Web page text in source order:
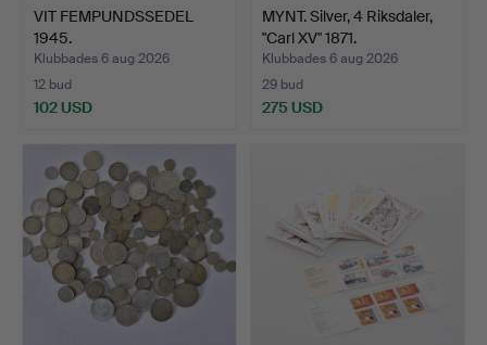
VIT FEMPUNDSSEDEL
1945.
Klubbades 6 aug 2026
12 bud
102 USD
MYNT. Silver, 4 Riksdaler,
"Carl XV" 1871.
Klubbades 6 aug 2026
29 bud
275 USD